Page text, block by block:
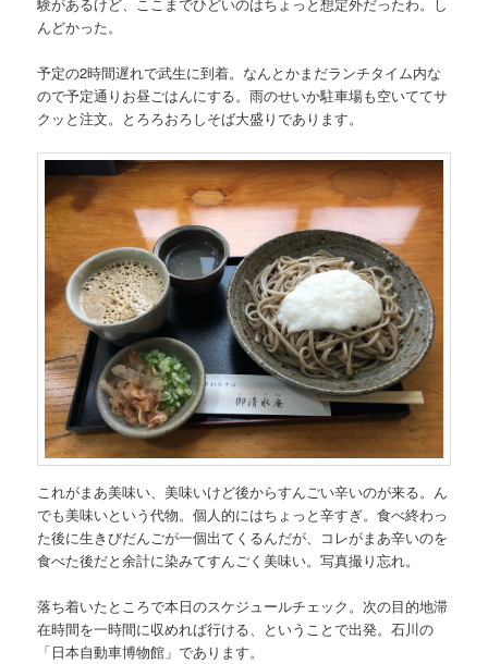
んどかった。
予定の2時間遅れで武生に到着。なんとかまだランチタイム内な
ので予定通りお昼ごはんにする。雨のせいか駐車場も空いててサ
クッと注文。とろろおろしそば大盛りであります。
これがまあ美味い、美味いけど後からすんごい辛いのが来る。ん
でも美味いという代物。個人的にはちょっと辛すぎ。食べ終わっ
た後に生きびだんごが一個出てくるんだが、コレがまあ辛いのを
食べた後だと余計に染みてすんごく美味い。写真撮り忘れ。
落ち着いたところで本日のスケジュールチェック。次の目的地滞
在時間を一時間に収めれば行ける、ということで出発。石川の
「日本自動車博物館」であります。